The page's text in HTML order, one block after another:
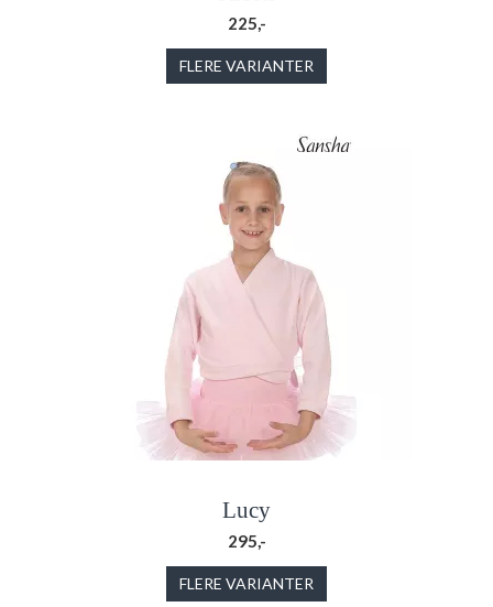
225,-
FLERE VARIANTER
Lucy
295,-
FLERE VARIANTER